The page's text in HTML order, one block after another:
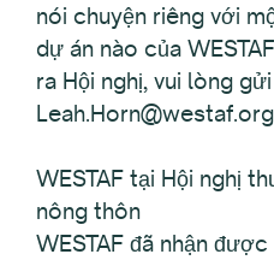
nói chuyện riêng với
dự án nào của
ra Hội nghị, vui lòng
WESTAF tại Hội nghị
nông thôn
WESTAF đã nhận